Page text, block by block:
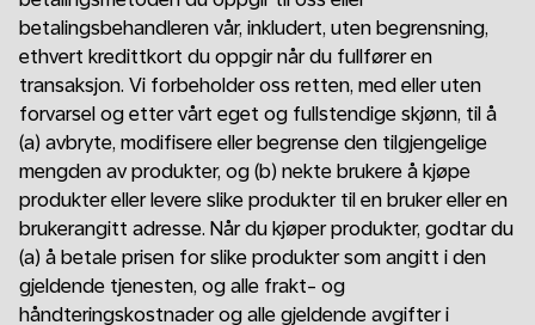
betalingsbehandleren vår, inkludert, uten begrensning,
ethvert kredittkort du oppgir når du fullfører en
transaksjon. Vi forbeholder oss retten, med eller uten
forvarsel og etter vårt eget og fullstendige skjønn, til å
(a) avbryte, modifisere eller begrense den tilgjengelige
mengden av produkter, og (b) nekte brukere å kjøpe
produkter eller levere slike produkter til en bruker eller en
brukerangitt adresse. Når du kjøper produkter, godtar du
(a) å betale prisen for slike produkter som angitt i den
gjeldende tjenesten, og alle frakt- og
håndteringskostnader og alle gjeldende avgifter i